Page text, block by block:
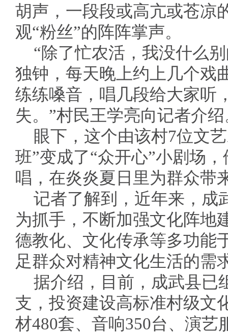
胡声，一段段或高亢或苍凉
观“粉丝”的阵阵掌声。
“除了忙农活，我没什么
独钟，每天晚上约上几个戏
练练嗓音，唱几段给大家听
失。”村民王学亮向记者介
眼下，这个由该村7位文
班”变成了“众开心”小剧场
唱，在炎炎夏日里为群众带
记者了解到，近年来，成
为抓手，不断加强文化阵地
德教化、文化传承等多功能
足群众对精神文化生活的需
据介绍，目前，成武县已
支，投资建设高标准村级文
材480套、音响350台、演艺